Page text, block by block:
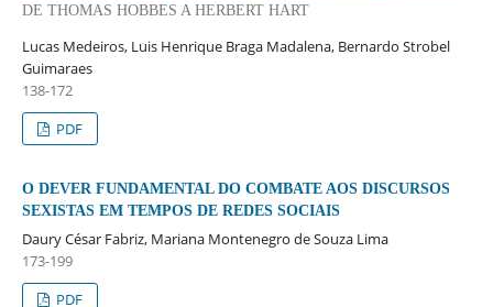
DE THOMAS HOBBES A HERBERT HART
Lucas Medeiros, Luis Henrique Braga Madalena, Bernardo Strobel
Guimaraes
138-172
PDF
O DEVER FUNDAMENTAL DO COMBATE AOS DISCURSOS
SEXISTAS EM TEMPOS DE REDES SOCIAIS
Daury César Fabriz, Mariana Montenegro de Souza Lima
173-199
PDF